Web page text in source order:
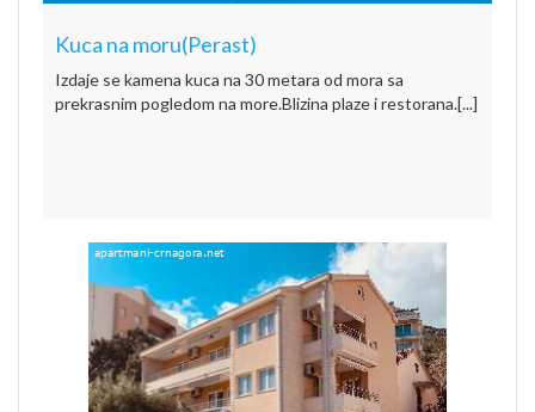
Kuca na moru(Perast)
Izdaje se kamena kuca na 30 metara od mora sa
prekrasnim pogledom na more.Blizina plaze i restorana.[...]